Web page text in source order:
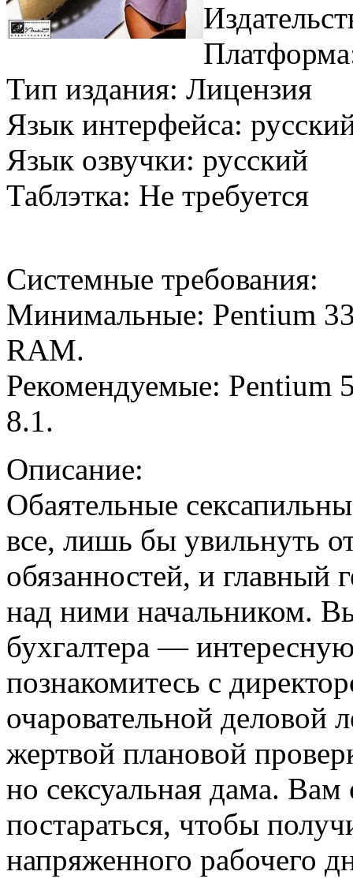
Тип издания: Лицензия
Язык интерфейса:
Язык озвучки: русский
Таблэтка: Не требуется
Системные требования:
Минимальные: Pentium
RAM.
Рекомендуемые:
8.1.
Описание:
Обаятельные
все, лишь бы увильнуть
обязанностей, и главный
над ними начальником.
бухгалтера —
познакомитесь с
очаровательной деловой
жертвой плановой
но сексуальная дама.
постараться, чтобы
напряженного рабочего